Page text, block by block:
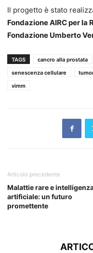
Il progetto è stato
Fondazione AIRC per la
Fondazione Umberto
TAGS cancro alla prostata
senescenza cellulare
vimm
Articolo precedente
Malattie rare e
artificiale: un futuro
promettente